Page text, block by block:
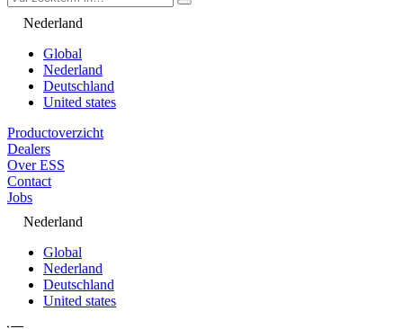
Nederland
Global
Nederland
Deutschland
United states
Productoverzicht
Dealers
Over ESS
Contact
Jobs
Nederland
Global
Nederland
Deutschland
United states